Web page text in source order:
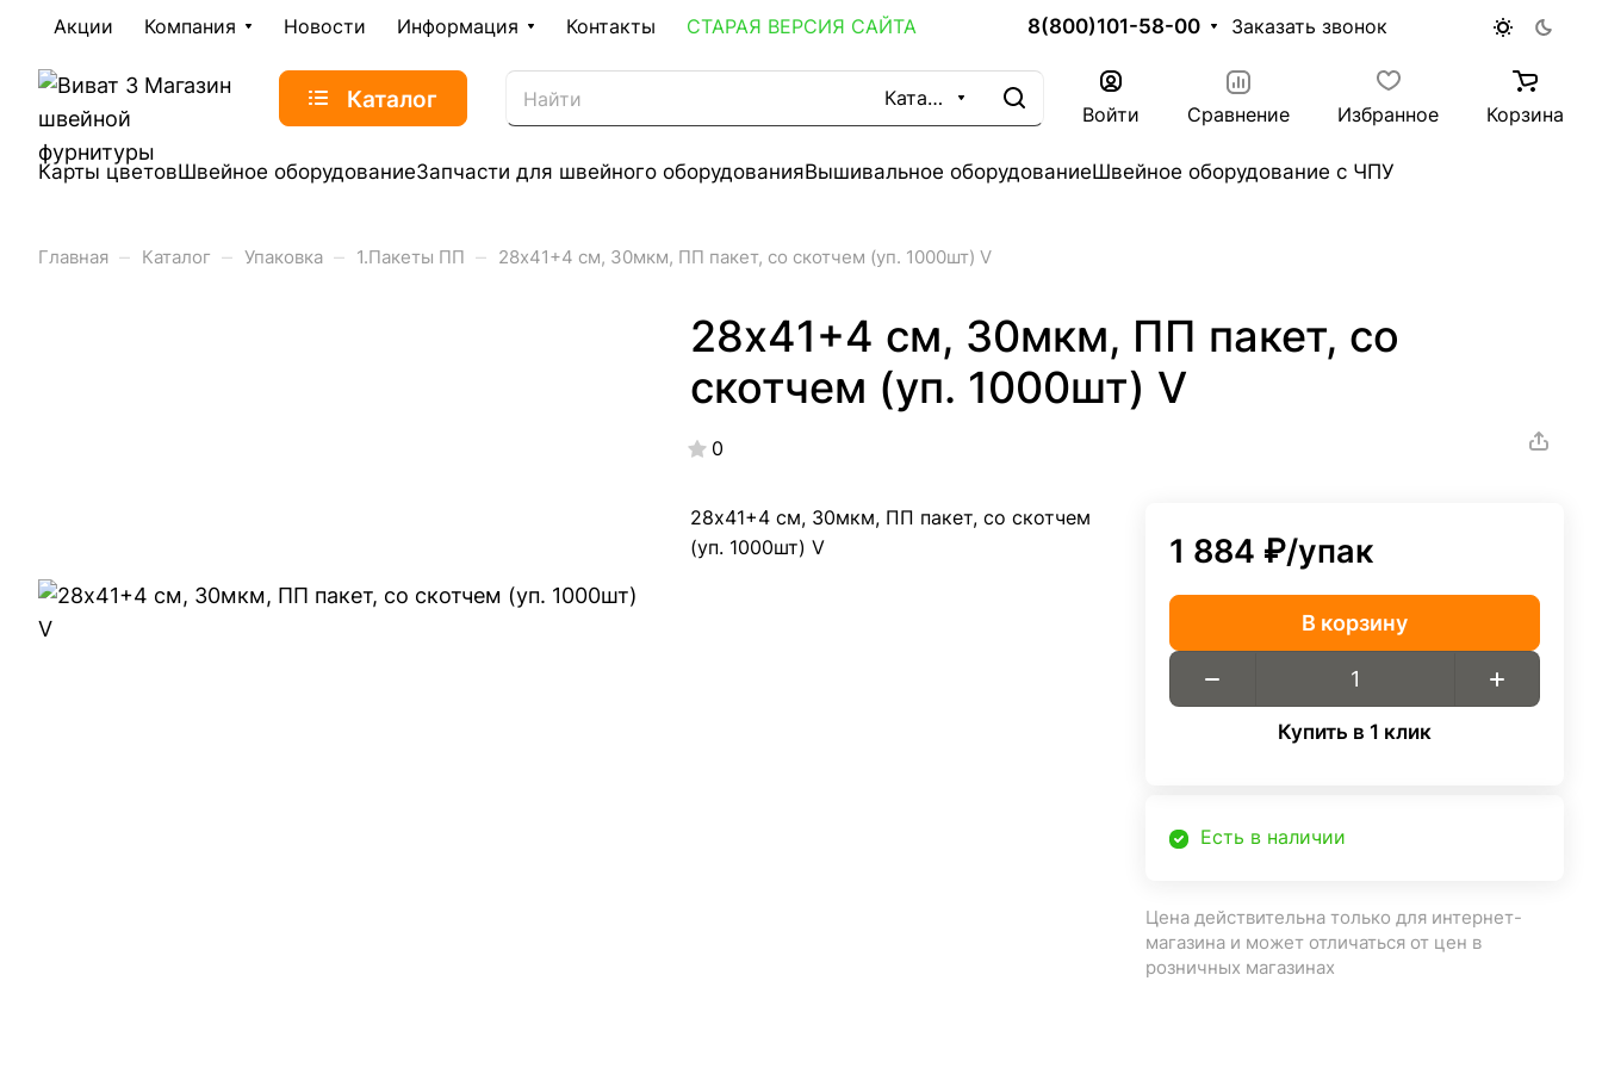
Акции Компания Новости Информация Контакты СТАРАЯ ВЕРСИЯ САЙТА 8(800)101-58-00 Заказать звонок
Каталог Каталог
Войти Сравнение Избранное Корзина
Карты цветовШвейное оборудованиеЗапчасти для швейного оборудованияВышивальное оборудованиеШвейное оборудование с ЧПУ
Главная – Каталог – Упаковка – 1.Пакеты ПП – 28х41+4 см, 30мкм, ПП пакет, со скотчем (уп. 1000шт) V
28х41+4 см, 30мкм, ПП пакет, со
скотчем (уп. 1000шт) V
0
28х41+4 см, 30мкм, ПП пакет, со скотчем
(уп. 1000шт) V
1 884 ₽/упак
В корзину
Купить в 1 клик
Есть в наличии
Цена действительна только для интернет-
магазина и может отличаться от цен в
розничных магазинах